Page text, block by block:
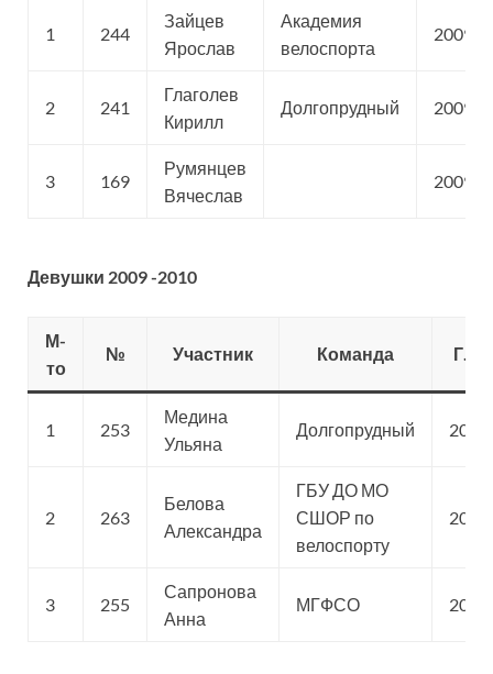
1 244
Зайцев
Ярослав
Академия
велоспорта
2009
2 241
Глаголев
Кирилл
Долгопрудный 2009
3 169
Румянцев
Вячеслав
2009
Девушки 2009 -2010
М-
то
№ Участник Команда Г.Р.
1 253
Медина
Ульяна
Долгопрудный 2009
2 263
Белова
Александра
ГБУ ДО МО
СШОР по
велоспорту
2010
3 255
Сапронова
Анна
МГФСО 2010